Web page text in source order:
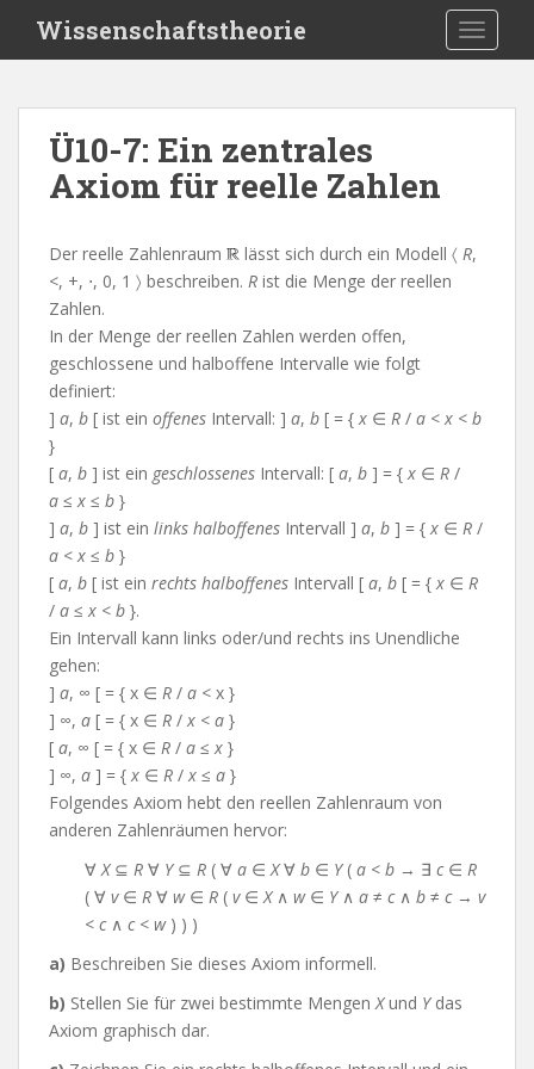
i
Wissenschaftstheorie
Ü10-7: Ein zentrales
Axiom für reelle Zahlen
Der reelle Zahlenraum lässt sich durch ein Modell 〈 R,
<, +, ⋅, 0, 1 〉 beschreiben. R ist die Menge der reellen
Zahlen.
In der Menge der reellen Zahlen werden offen,
geschlossene und halboffene Intervalle wie folgt
definiert:
] a, b [ ist ein offenes Intervall: ] a, b [ = {x ∈ R / a <x < b
}
[ a, b ] ist ein geschlossenes Intervall: [ a, b ] = {x ∈ R /
a ≤x ≤ b }
] a, b ] ist ein links halboffenes Intervall ] a, b ] = {x ∈ R /
a <x ≤ b }
[ a, b [ ist ein rechts halboffenes Intervall [ a, b [ = {x ∈ R
/ a ≤x < b }.
Ein Intervall kann links oder/und rechts ins Unendliche
gehen:
] a, ∞ [ = { x ∈ R / a < x }
] ∞, a [ = { x ∈ R /x < a }
[ a, ∞ [ = { x ∈ R / a ≤x }
] ∞, a ] = {x ∈ R /x ≤ a }
Folgendes Axiom hebt den reellen Zahlenraum von
anderen Zahlenräumen hervor:
∀X⊆ R ∀ Y⊆ R ( ∀ a ∈X∀ b ∈ Y( a < b → ∃ c∈ R
( ∀ v∈ R ∀ w∈ R ( v∈X∧ w∈ Y∧ a ≠ c∧ b ≠ c→ v
< c∧ c< w) ) )
a) Beschreiben Sie dieses Axiom informell.
b) Stellen Sie für zwei bestimmte MengenXund Ydas
Axiom graphisch dar.